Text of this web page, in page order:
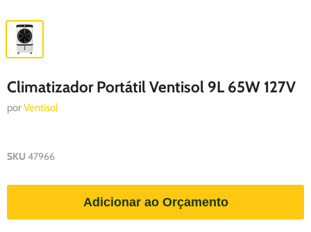
Climatizador Portátil Ventisol 9L 65W 127V
porVentisol
SKU 47966
Adicionar ao Orçamento